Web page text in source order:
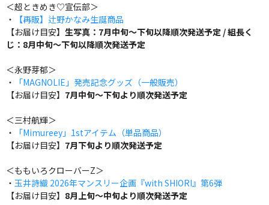
＜超ときめき♡宣伝部＞
・
【再販】辻野かなみ生誕商品
【お届け目安】 生写真：7月中旬～下旬以降順次発送予定 / 組長く
じ：8月中旬～下旬以降順次発送予定
＜永野芽郁＞
・
「MAGNOLIE」発売記念グッズ（一般販売）
【お届け目安】 7月中旬～下旬より順次発送予定
＜三村航輝＞
・
「Mimureey」1stアイテム（単品商品）
【お届け目安】 7月下旬より順次発送予定
＜ももいろクローバーZ＞
・ 玉井詩織 2026年マンスリー企画『with SHIORI』第6弾
【お届け目安】 8月上旬～中旬より順次発送予定